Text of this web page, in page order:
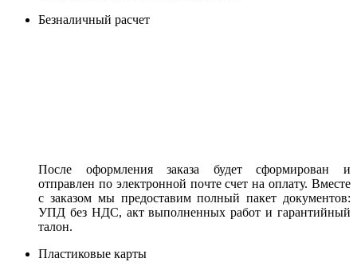
Безналичный расчет
После оформления заказа будет сформирован и
отправлен по электронной почте счет на оплату. Вместе
с заказом мы предоставим полный пакет документов:
УПД без НДС, акт выполненных работ и гарантийный
талон.
Пластиковые карты